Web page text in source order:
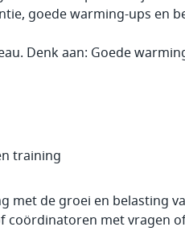
goede warming-ups en
Denk aan: Goede
training
met de groei en belasting
coördinatoren met vragen